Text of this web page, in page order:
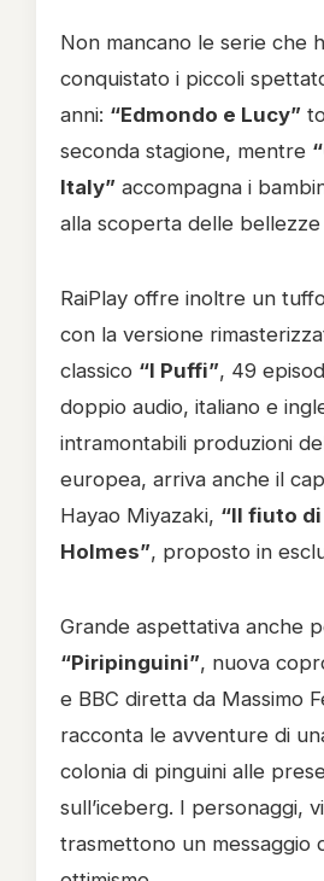
Non mancano le serie che
conquistato i piccoli
anni: “Edmondo e Lucy”
seconda stagione, mentre
Italy” accompagna i
alla scoperta delle bellezze
RaiPlay offre inoltre un
con la versione
classico “I Puffi”, 49
doppio audio, italiano e
intramontabili produzioni
europea, arriva anche il
Hayao Miyazaki, “Il fiuto
Holmes”, proposto in
Grande aspettativa anche
“Piripinguini”, nuova
e BBC diretta da Massimo
racconta le avventure di
colonia di pinguini alle
sull’iceberg. I personaggi,
trasmettono un messaggio